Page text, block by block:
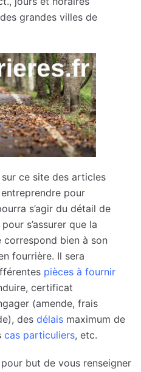
grandes villes de
ce site des articles
pour
s’agir du détail de
s’assurer que la
bien à son
fourrière. Il sera
pièces à fournir
certificat
(amende, frais
des délais maximum de
cas particuliers, etc.
but de vous renseigner